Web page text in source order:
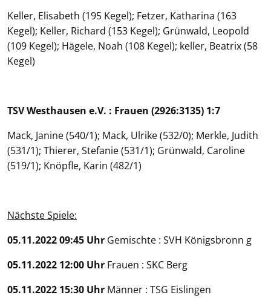
Keller, Elisabeth (195 Kegel); Fetzer, Katharina (163
Kegel); Keller, Richard (153 Kegel); Grünwald, Leopold
(109 Kegel); Hägele, Noah (108 Kegel); keller, Beatrix (58
Kegel)
TSV Westhausen e.V. : Frauen (2926:3135) 1:7
Mack, Janine (540/1); Mack, Ulrike (532/0); Merkle, Judith
(531/1); Thierer, Stefanie (531/1); Grünwald, Caroline
(519/1); Knöpfle, Karin (482/1)
Nächste Spiele:
05.11.2022 09:45 Uhr Gemischte : SVH Königsbronn g
05.11.2022 12:00 Uhr Frauen : SKC Berg
05.11.2022 15:30 Uhr Männer : TSG Eislingen